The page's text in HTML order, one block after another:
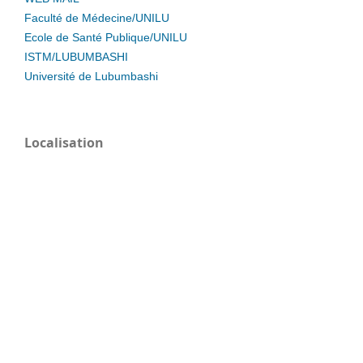
Faculté de Médecine/UNILU
Ecole de Santé Publique/UNILU
ISTM/LUBUMBASHI
Université de Lubumbashi
Localisation